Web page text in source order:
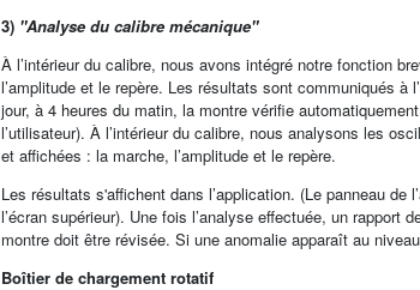
3) "Analyse du calibre mécanique"
À l’intérieur du calibre, nous avons intégré notre fonction
l’amplitude et le repère. Les résultats sont communiqués
jour, à 4 heures du matin, la montre vérifie
l’utilisateur). À l’intérieur du calibre, nous analysons les
et affichées : la marche, l’amplitude et le repère.
Les résultats s'affichent dans l’application. (Le panneau
l’écran supérieur). Une fois l’analyse effectuée, un rapport
montre doit être révisée. Si une anomalie apparaît au
Boîtier de chargement rotatif